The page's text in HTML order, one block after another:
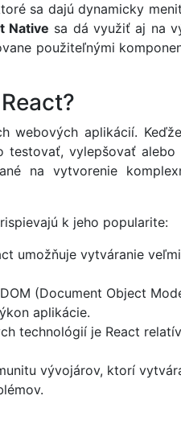
sa dajú dynamicky
Native sa dá využiť aj na
použiteľnými
webových aplikácií.
vylepšovať
na vytvorenie
k jeho popularite:
umožňuje vytváranie
(Document Object
aplikácie.
technológií je React
vývojárov, ktorí